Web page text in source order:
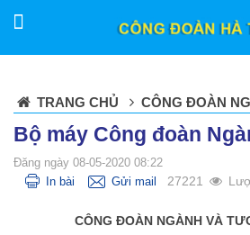
TRANG CHỦ CÔNG ĐOÀN
Bộ máy Công đoàn
Đăng ngày 08-05-2020 08:22
In bài
Gửi mail 27221
CÔNG ĐOÀN NGÀNH VÀ